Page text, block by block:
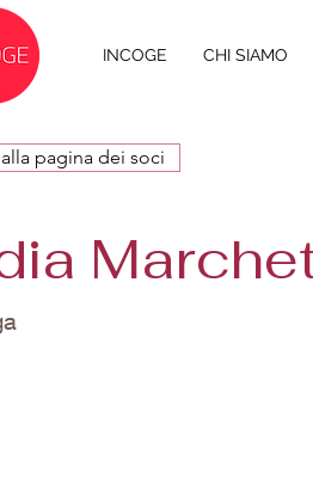
INCOGE CHI SIAMO
pagina dei soci